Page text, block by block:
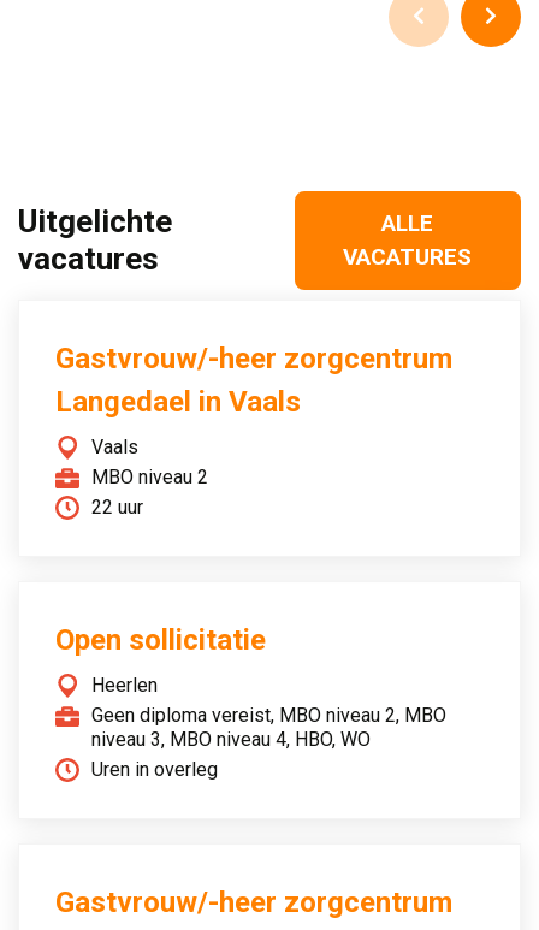
Uitgelichte
vacatures
ALLE
VACATURES
Gastvrouw/-heer zorgcentrum
Langedael in Vaals
Vaals
MBO niveau 2
22 uur
Open sollicitatie
Heerlen
Geen diploma vereist, MBO niveau 2, MBO
niveau 3, MBO niveau 4, HBO, WO
Uren in overleg
Gastvrouw/-heer zorgcentrum